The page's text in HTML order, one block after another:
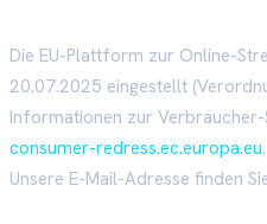
Die EU-Plattform zur Online-
20.07.2025 eingestellt
Informationen zur
consumer-redress.ec.europa.eu.
Unsere E-Mail-Adresse finden